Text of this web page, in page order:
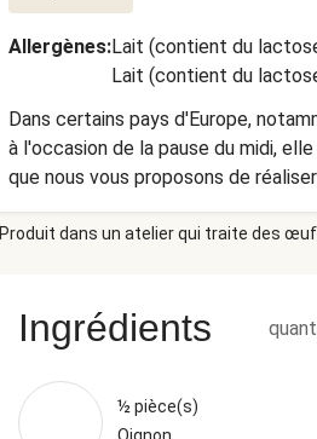
Allergènes:Lait (contient du
Lait (contient du
Dans certains pays d'Europe,
à l'occasion de la pause du midi,
que nous vous proposons de
ferez fondre délicatement au
compléter le tout ! Le fromage
Produit dans un atelier qui traite des
Ingrédients
½ pièce(s)